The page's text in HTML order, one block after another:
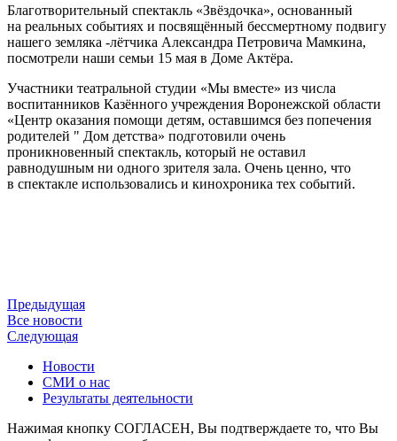
Благотворительный спектакль «Звёздочка», основанный
на реальных событиях и посвящённый бессмертному подвигу
нашего земляка -лётчика Александра Петровича Мамкина,
посмотрели наши семьи 15 мая в Доме Актёра.
Участники театральной студии «Мы вместе» из числа
воспитанников Казённого учреждения Воронежской области
«Центр оказания помощи детям, оставшимся без попечения
родителей " Дом детства» подготовили очень
проникновенный спектакль, который не оставил
равнодушным ни одного зрителя зала. Очень ценно, что
в спектакле использовались и кинохроника тех событий.
Предыдущая
Все новости
Следующая
Новости
СМИ о нас
Результаты деятельности
Нажимая кнопку СОГЛАСЕН, Вы подтверждаете то, что Вы